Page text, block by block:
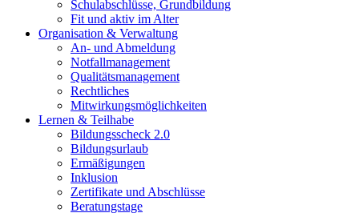
Schulabschlüsse, Grundbildung
Fit und aktiv im Alter
Organisation & Verwaltung
An- und Abmeldung
Notfallmanagement
Qualitätsmanagement
Rechtliches
Mitwirkungsmöglichkeiten
Lernen & Teilhabe
Bildungsscheck 2.0
Bildungsurlaub
Ermäßigungen
Inklusion
Zertifikate und Abschlüsse
Beratungstage